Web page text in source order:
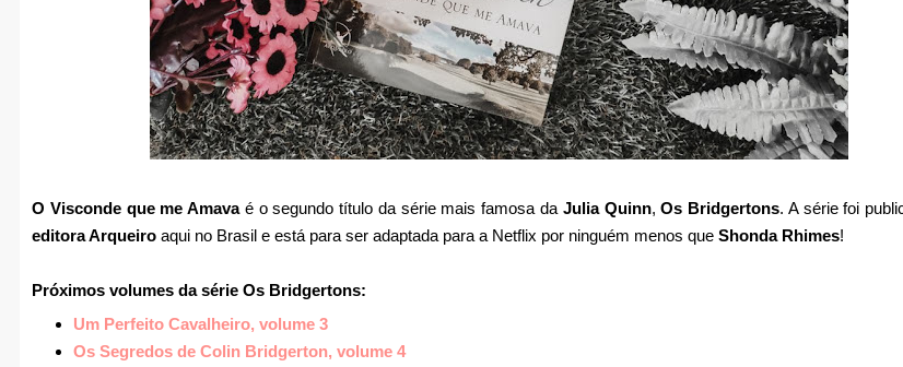
O Visconde que me Amavaé o segundo título da série mais famosa da Julia Quinn,Os Bridgertons. A série foi
editora Arqueiro aqui no Brasil e está para ser adaptada para a Netflix por ninguém menos que Shonda Rhimes!
Próximos volumes da série Os Bridgertons:
Um Perfeito Cavalheiro, volume 3
Os Segredos de Colin Bridgerton, volume 4